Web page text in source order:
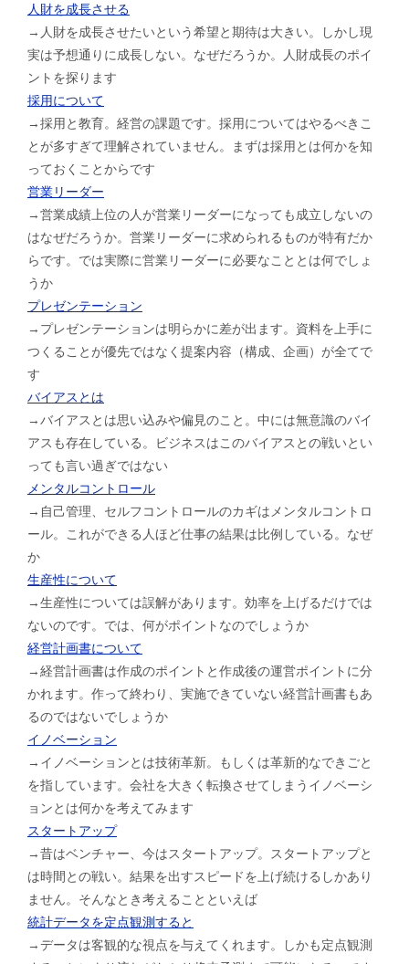
人財を成長させる
→人財を成長させたいという希望と期待は大きい。しかし現
実は予想通りに成長しない。なぜだろうか。人財成長のポイ
ントを探ります
採用について
→採用と教育。経営の課題です。採用についてはやるべきこ
とが多すぎて理解されていません。まずは採用とは何かを知
っておくことからです
営業リーダー
→営業成績上位の人が営業リーダーになっても成立しないの
はなぜだろうか。営業リーダーに求められるものが特有だか
らです。では実際に営業リーダーに必要なこととは何でしょ
うか
プレゼンテーション
→プレゼンテーションは明らかに差が出ます。資料を上手に
つくることが優先ではなく提案内容（構成、企画）が全てで
す
バイアスとは
→バイアスとは思い込みや偏見のこと。中には無意識のバイ
アスも存在している。ビジネスはこのバイアスとの戦いとい
っても言い過ぎではない
メンタルコントロール
→自己管理、セルフコントロールのカギはメンタルコントロ
ール。これができる人ほど仕事の結果は比例している。なぜ
か
生産性について
→生産性については誤解があります。効率を上げるだけでは
ないのです。では、何がポイントなのでしょうか
経営計画書について
→経営計画書は作成のポイントと作成後の運営ポイントに分
かれます。作って終わり、実施できていない経営計画書もあ
るのではないでしょうか
イノベーション
→イノベーションとは技術革新。もしくは革新的なできごと
を指しています。会社を大きく転換させてしまうイノベーシ
ョンとは何かを考えてみます
スタートアップ
→昔はベンチャー、今はスタートアップ。スタートアップと
は時間との戦い。結果を出すスピードを上げ続けるしかあり
ません。そんなとき考えることといえば
統計データを定点観測すると
→データは客観的な視点を与えてくれます。しかも定点観測